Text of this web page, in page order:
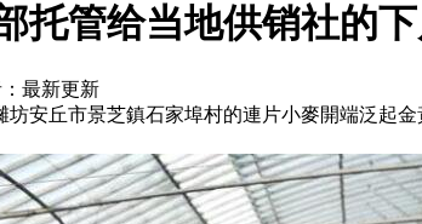
托管给当地供销社的
：最新更新
丘市景芝鎮石家埠村的連片小麥開端泛起金